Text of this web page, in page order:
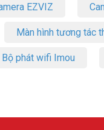
EZVIZ
Màn hình tương tác
Bộ phát wifi Imou